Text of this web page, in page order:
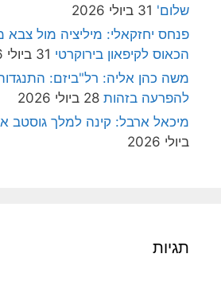
שלום' 31 ביולי 2026
פנחס יחזקאלי: מיליציה מול צבא
הכאוס לקיפאון בירוקרטי 31 ביולי 2026
משה כהן אליה: רל"ביזם:
להפרעה בזהות 28 ביולי 2026
מיכאל ארבל: קינה למלך גוסטב
ביולי 2026
תגיות